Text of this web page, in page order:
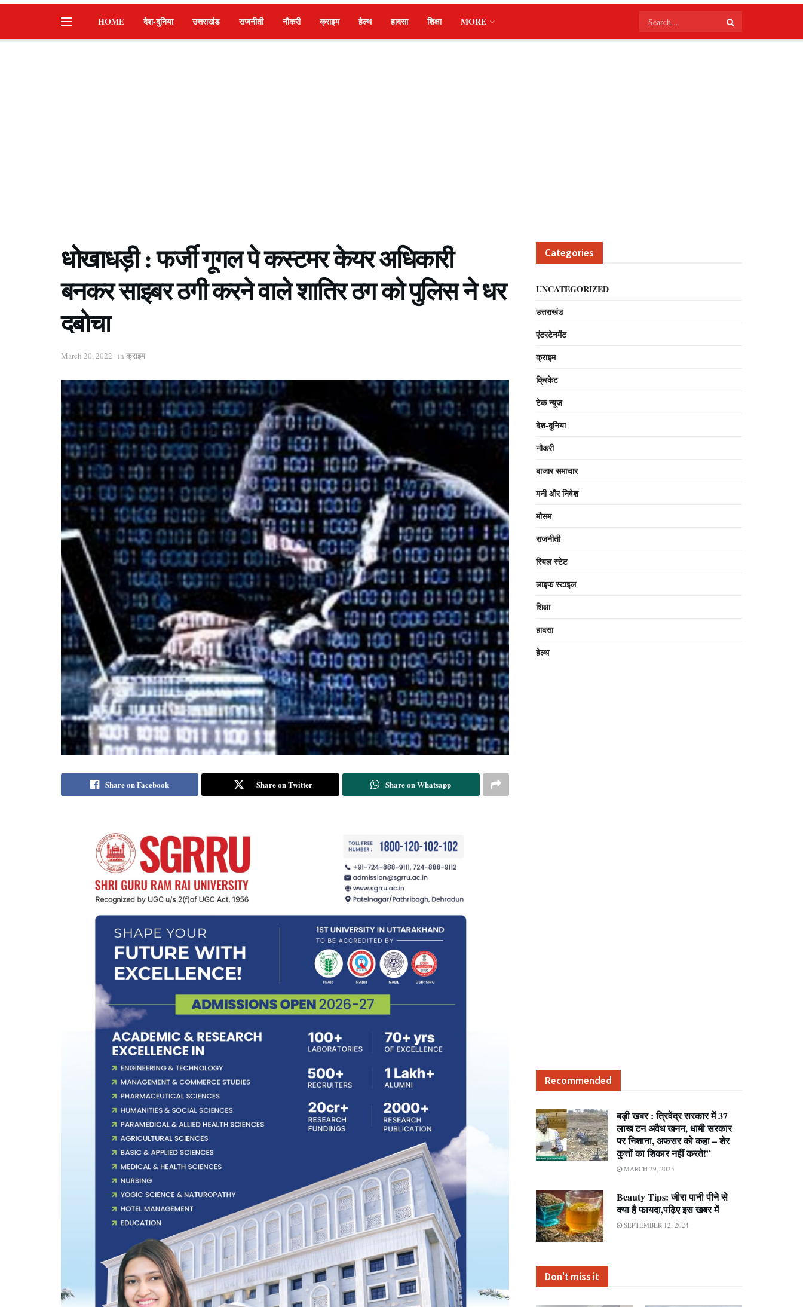
HOME देश-दुनिया उत्तराखंड राजनीती नौकरी क्राइम हेल्थ हादसा शिक्षा MORE
धोखाधड़ी : फर्जी गूगल पे कस्टमर केयर अधिकारी
बनकर साइबर ठगी करने वाले शातिर ठग को पुलिस ने धर
दबोचा
March 20, 2022 in क्राइम
Share on Facebook Share on Twitter Share on Whatsapp
Categories
UNCATEGORIZED
उत्तराखंड
एंटरटेनमेंट
क्राइम
क्रिकेट
टेक न्यूज़
देश-दुनिया
नौकरी
बाजार समाचार
मनी और निवेश
मौसम
राजनीती
रियल स्टेट
लाइफ स्टाइल
शिक्षा
हादसा
हेल्थ
Recommended
बड़ी खबर : त्रिवेंद्र सरकार में 37
लाख टन अवैध खनन, धामी सरकार
पर निशाना, अफसर को कहा – शेर
कुत्तों का शिकार नहीं करते!”
MARCH 29, 2025
Beauty Tips: जीरा पानी पीने से
क्या है फायदा,पढ़िए इस खबर में
SEPTEMBER 12, 2024
Don't miss it